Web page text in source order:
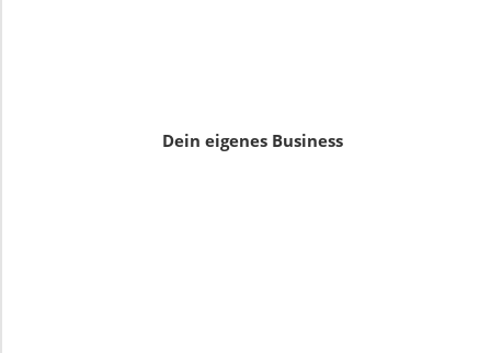
Dein eigenes Business